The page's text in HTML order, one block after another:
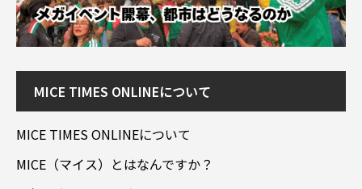
MICE TIMES ONLINEについて
MICE TIMES ONLINEについて
MICE（マイス）とはなんですか？